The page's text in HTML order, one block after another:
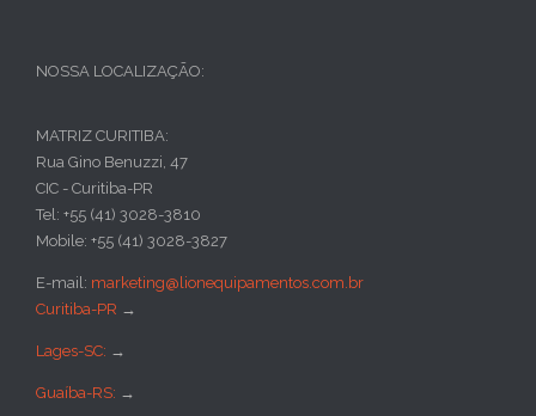
NOSSA LOCALIZAÇÃO:
MATRIZ CURITIBA:
Rua Gino Benuzzi, 47
CIC - Curitiba-PR
Tel: +55 (41) 3028-3810
Mobile: +55 (41) 3028-3827
E-mail: marketing@lionequipamentos.com.br
Curitiba-PR →
Lages-SC: →
Guaíba-RS: →